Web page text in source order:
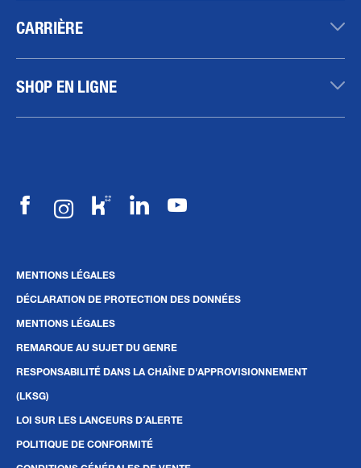
CARRIÈRE
SHOP EN LIGNE
MENTIONS LÉGALES
DÉCLARATION DE PROTECTION DES DONNÉES
MENTIONS LÉGALES
REMARQUE AU SUJET DU GENRE
RESPONSABILITÉ DANS LA CHAÎNE D'APPROVISIONNEMENT
(LKSG)
LOI SUR LES LANCEURS D´ALERTE
POLITIQUE DE CONFORMITÉ